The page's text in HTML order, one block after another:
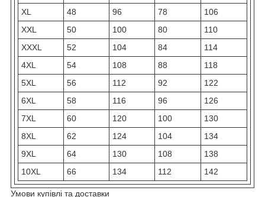
XL
48 96 78
106
XXL
50 100 80
110
XXXL
52 104 84
114
4XL
54 108 88
118
5XL
56 112 92
122
6XL
58 116 96
126
7XL
60 120 100
130
8XL
62 124 104
134
9XL
64 130 108
138
10XL
66 134 112 142
Умови купівлі та доставки